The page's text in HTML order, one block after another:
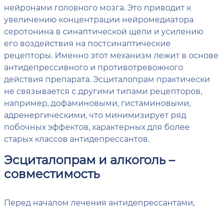
нейронами головного мозга. Это приводит к
увеличению концентрации нейромедиатора
серотонина в синаптической щели и усилению
его воздействия на постсинаптические
рецепторы. Именно этот механизм лежит в основе
антидепрессивного и противотревожного
действия препарата. Эсциталопрам практически
не связывается с другими типами рецепторов,
например, дофаминовыми, гистаминовыми,
адренергическими, что минимизирует ряд
побочных эффектов, характерных для более
старых классов антидепрессантов.
Эсциталопрам и алкоголь –
совместимость
Перед началом лечения антидепрессантами,